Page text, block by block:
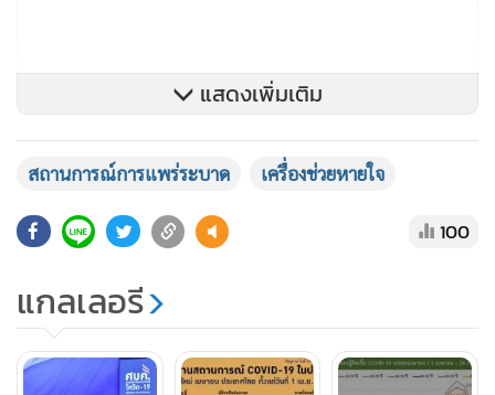
แสดงเพิ่มเติม
สถานการณ์การแพร่ระบาด เครื่องช่วยหายใจ
100
แกลเลอรี